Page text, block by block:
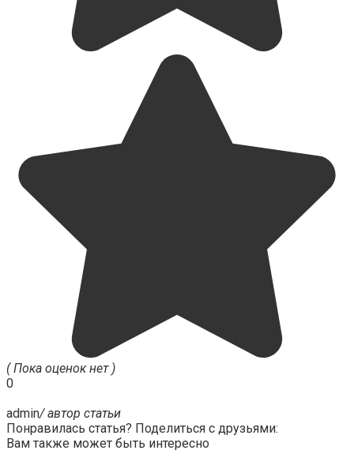
( Пока оценок нет )
0
admin/ автор статьи
Понравилась статья? Поделиться с друзьями:
Вам также может быть интересно